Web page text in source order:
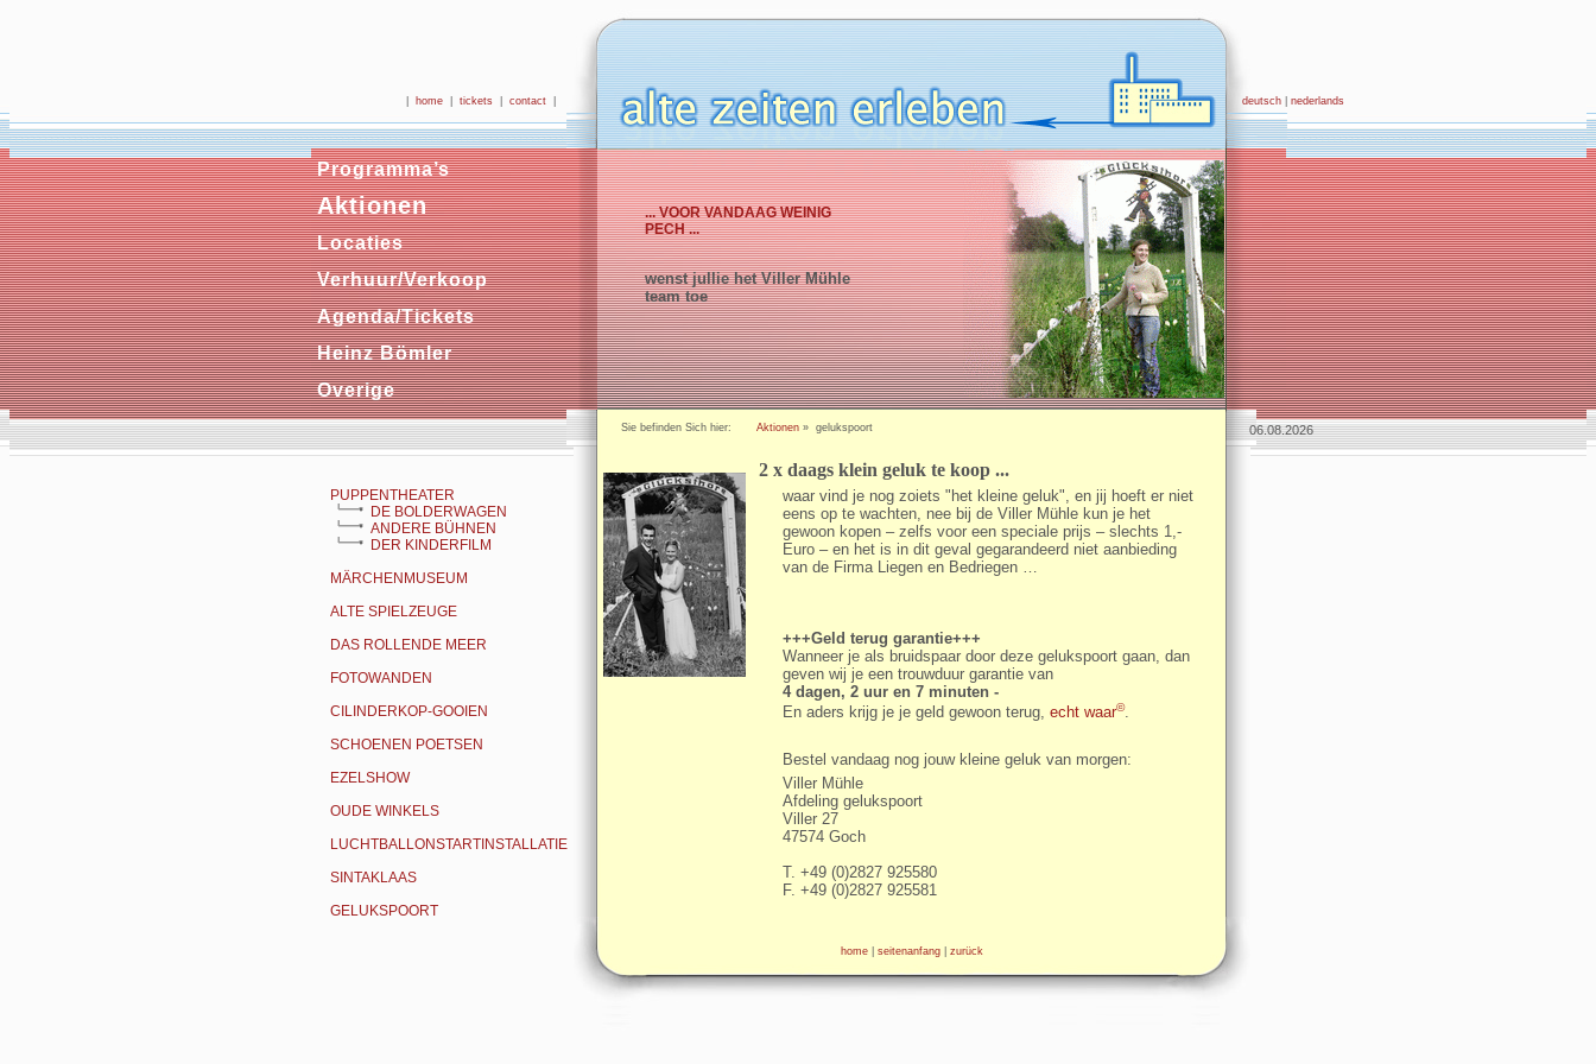
home tickets contact deutsch nederlands
Programma’s
Aktionen
Locaties
Verhuur/Verkoop
Agenda/Tickets
Heinz Bömler
Overige
... VOOR VANDAAG WEINIG
PECH ...
wenst jullie het Viller Mühle
team toe
PUPPENTHEATER
DE BOLDERWAGEN
ANDERE BÜHNEN
DER KINDERFILM
MÄRCHENMUSEUM
ALTE SPIELZEUGE
DAS ROLLENDE MEER
FOTOWANDEN
CILINDERKOP-GOOIEN
SCHOENEN POETSEN
EZELSHOW
OUDE WINKELS
LUCHTBALLONSTARTINSTALLATIE
SINTAKLAAS
GELUKSPOORT
Sie befinden Sich hier: Aktionen » gelukspoort
2 x daags klein geluk te koop ...
waar vind je nog zoiets "het kleine geluk", en jij hoeft er niet
eens op te wachten, nee bij de Viller Mühle kun je het
gewoon kopen – zelfs voor een speciale prijs – slechts 1,-
Euro – en het is in dit geval gegarandeerd niet aanbieding
van de Firma Liegen en Bedriegen …
+++Geld terug garantie+++
Wanneer je als bruidspaar door deze gelukspoort gaan, dan
geven wij je een trouwduur garantie van
4 dagen, 2 uur en 7 minuten -
En aders krijg je je geld gewoon terug, echt waar©.
Bestel vandaag nog jouw kleine geluk van morgen:
Viller Mühle
Afdeling gelukspoort
Viller 27
47574 Goch
T. +49 (0)2827 925580
F. +49 (0)2827 925581
home seitenanfang zurück
06.08.2026